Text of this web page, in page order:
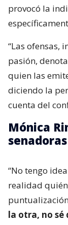
provocó la
“Las ofensas,
pasión,
quien las
diciendo la
cuenta del
Mónica
“No tengo
realidad
la otra, no sé